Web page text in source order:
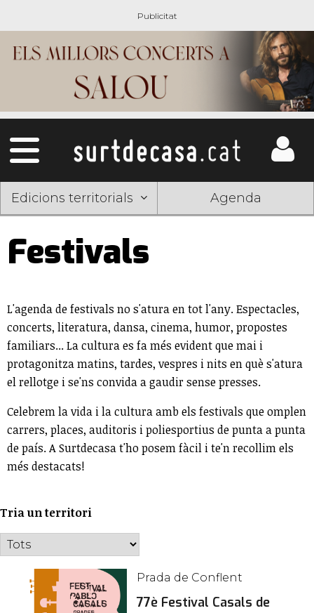
Edicions territorials Agenda
Festivals
L'agenda de festivals no s'atura en tot l'any. Espectacles,
concerts, literatura, dansa, cinema, humor, propostes
familiars... La cultura es fa més evident que mai i
protagonitza matins, tardes, vespres i nits en què s'atura
el rellotge i se'ns convida a gaudir sense presses.
Celebrem la vida i la cultura amb els festivals que omplen
carrers, places, auditoris i poliesportius de punta a punta
de país. A Surtdecasa t'ho posem fàcil i te'n recollim els
més destacats!
Tria un territori
Prada de Conflent
77è Festival Casals de